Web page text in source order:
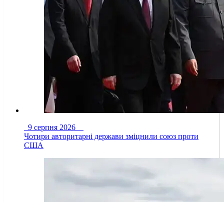
9 серпня 2026
Чотири авторитарні держави зміцнили союз проти
США